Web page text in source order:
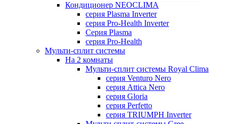
Кондиционер NEOCLIMA
серия Plasma Inverter
серия Pro-Health Inverter
Cерия Plasma
серия Pro-Health
Мульти-сплит системы
На 2 комнаты
Мульти-сплит системы Royal Clima
серия Venturo Nero
серия Attica Nero
серия Gloria
серия Perfetto
серия TRIUMPH Inverter